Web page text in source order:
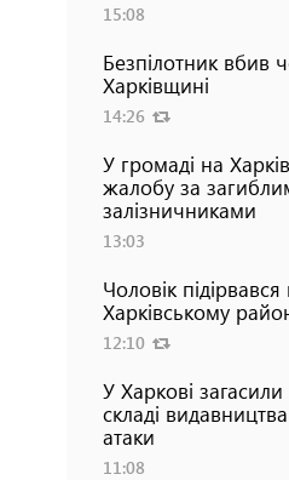
15:08
Безпілотник вбив
Харківщині
14:26
У громаді на
жалобу за
залізничниками
13:03
Чоловік підірвався
Харківському
12:10
У Харкові
складі
атаки
11:08